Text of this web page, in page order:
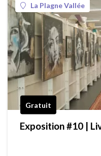
La Plagne Vallée
Gratuit
Exposition #10 |